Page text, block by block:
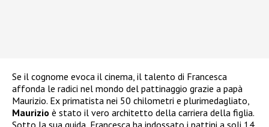
Se il cognome evoca il cinema, il talento di Francesca
affonda le radici nel mondo del pattinaggio grazie a papà
Maurizio. Ex primatista nei 50 chilometri e plurimedagliato,
Maurizio è stato il vero architetto della carriera della figlia.
Sotto la sua guida, Francesca ha indossato i pattini a soli 14